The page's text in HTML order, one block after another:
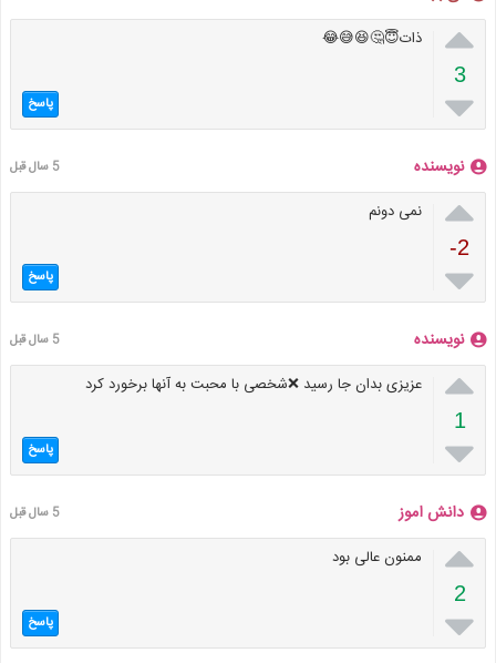

3

ذات😇🤔😆😅😂
پاسخ
نویسنده 5 سال قبل

-2

نمی دونم
پاسخ
نویسنده 5 سال قبل

1

عزیزی بدان جا رسید ❌شخصی با محبت به آنها برخورد کرد
پاسخ
دانش اموز 5 سال قبل

2

ممنون عالی بود
پاسخ